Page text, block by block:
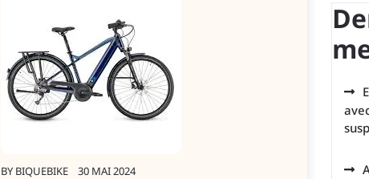
BY BIQUEBIKE 30 MAI 2024